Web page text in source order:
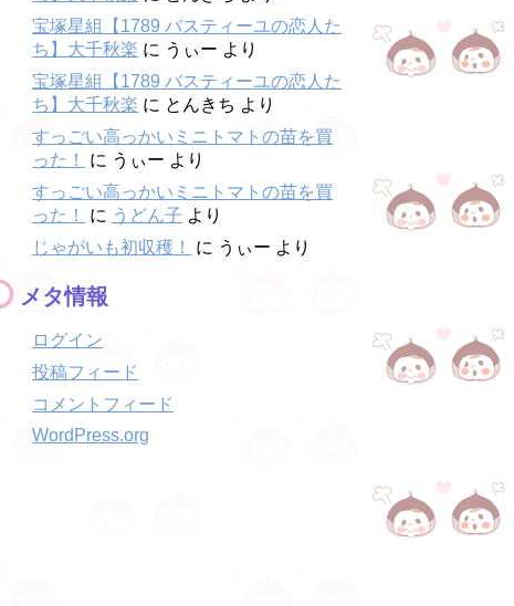
宝塚星組【1789 バスティーユの恋人た
ち】大千秋楽 に うぃー より
宝塚星組【1789 バスティーユの恋人た
ち】大千秋楽 に とんきち より
すっごい高っかいミニトマトの苗を買
った！
に うぃー より
すっごい高っかいミニトマトの苗を買
った！
に うどん子 より
じゃがいも初収穫！
に うぃー より
メタ情報
ログイン
投稿フィード
コメントフィード
WordPress.org